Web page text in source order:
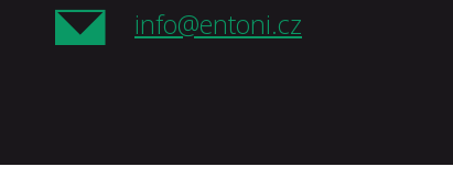
info@entoni.cz